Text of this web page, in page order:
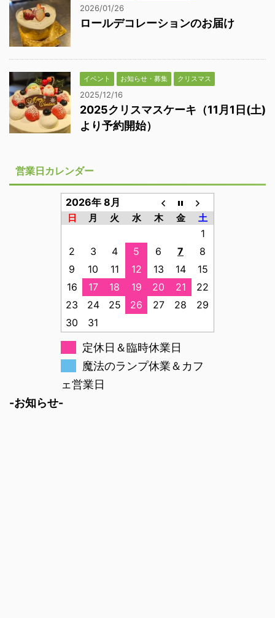
2026/01/26
ロールデコレーションのお届け
イベント お知らせ・募集 クリスマス
2025/12/16
2025クリスマスケーキ（11月1日(土)
より予約開始）
営業日カレンダー
2026年 8月
日 月 火 水 木 金 土
1
2
3 4 5 6 7
8
9
10 11 12 13 14
15
16
17 18 19 20 21
22
23
24 25 26 27 28
29
30
31
定休日＆臨時休業日
魔法のランプ休業＆カフ
ェ営業日
-お知らせ-